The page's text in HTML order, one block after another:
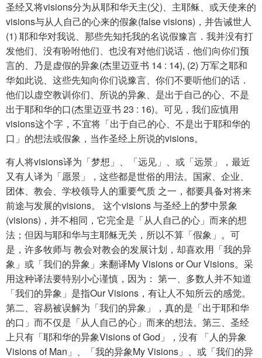
圣经又将visions分为从耶和华天主(父)、主耶稣、或天使来的
visions与从人自己的心来的假象(false visions)，并告诫世人
(1) 耶和华对我说、那些先知托我的名说假豫言．我并没有打
发他们、没有吩咐他们、也没有对他们说话．他们向你们预
言的、乃是虚假的异象(杰里迈亚书 14 : 14), (2) 万军之耶和
华如此说、这些先知向你们说豫言、你们不要听他们的话．
他们以虚空教训你们、所说的异象、是出于自己的心、不是
出于耶和华的口(杰里迈亚书 23 : 16)。可见，我们应慎用
visions这个字，不宜将「出于自己的心、不是出于耶和华的
口」的想法或假象，当作圣经上所说的visions。
有人将visions译为「梦想」、「远见」、或「远景」，最近
又有人译为「愿景」，这些都是世俗的用法。国家、企业、
团体、教会、学校领导人的重要气质 之一，都要具备对将来
前途与发展的visions。 这个visions 与圣经上的梦中景象
(visions)，并不相同，它完全是「从人自己的心」而来的想
法；但因与耶和华与主耶稣无关，所以不算「假象」。可
是，许多牧师与 教会对教会的发展计划，却喜欢用「我的异
象」或「我们的异象」来翻译My Visions or Our Visions。采
用这种译法要特别小心谨慎，因为： 第一、多数人并不知道
「我们的异象」是指Our Visions，有让人不知所云的感觉。
第二、容易被误解为「我们的异象」，真的是「出于耶和华
的口」而不仅是「从人自己的心」而来的想法。第三、圣经
上只有「耶和华的异象Visions of God」，没有 「人的异象
Visions of Man」、「我的异象My Visions」、或「我们的异